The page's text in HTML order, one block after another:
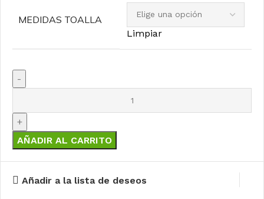
MEDIDAS TOALLA
Limpiar
AÑADIR AL CARRITO
Añadir a la lista de deseos